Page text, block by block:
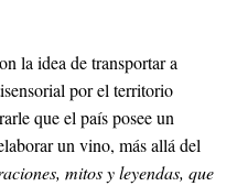
la idea de transportar a
por el territorio
que el país posee un
un vino, más allá del
mitos y leyendas, que